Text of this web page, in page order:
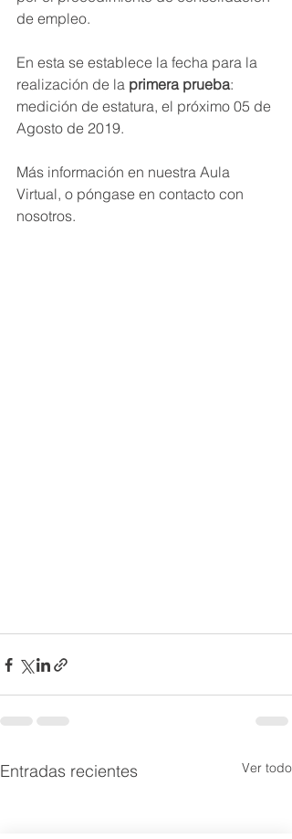
de empleo.
En esta se establece la fecha para la
realización de la primera prueba:
medición de estatura, el próximo 05 de
Agosto de 2019.
Más información en nuestra Aula
Virtual, o póngase en contacto con
nosotros.
Entradas recientes Ver todo